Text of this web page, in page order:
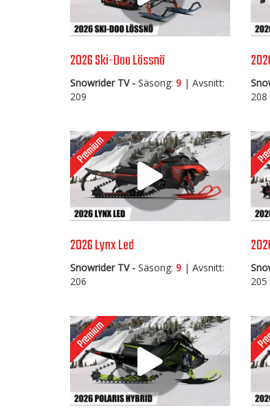
2026 Ski-Doo Lössnö
Snowrider TV - Säsong: 9 | Avsnitt:
209
208
2026 Lynx Led
Snowrider TV - Säsong: 9 | Avsnitt:
206
205